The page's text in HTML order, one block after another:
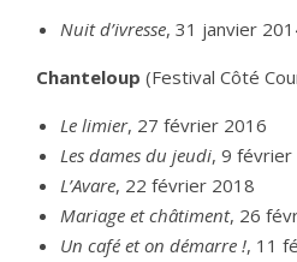
Nuit d’ivresse, 31 janvier
Chanteloup (Festival Côté
Le limier, 27 février 2016
Les dames du jeudi, 9 février
L’Avare, 22 février 2018
Mariage et châtiment, 26
Un café et on démarre !, 11